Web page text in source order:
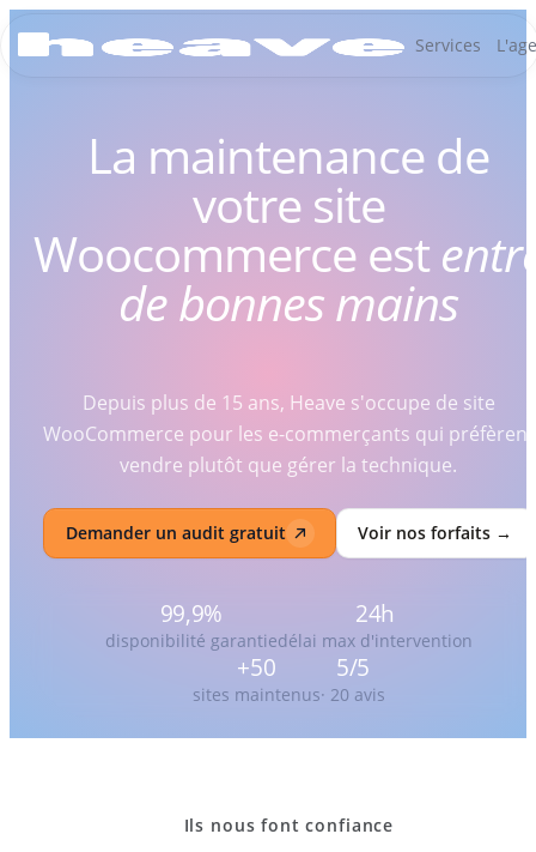
Services
La maintenance de
votre site
Woocommerce est
de bonnes mains
Depuis plus de 15 ans, Heave s'occupe de site
WooCommerce pour les e-commerçants qui préfèrent
vendre plutôt que gérer la technique.
Demander un audit gratuit Voir nos forfaits →
99,9%
disponibilité garantie
24h
délai max d'intervention
+50
sites maintenus
5/5
· 20 avis
Ils nous font confiance